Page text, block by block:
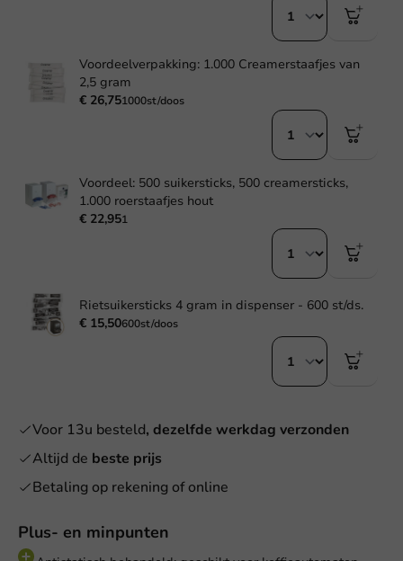
Plus- en minpunten
Voordeelverpakking: 1.000 Creamerstaafjes van
2,5 gram
€ 26,751000st/doos
Voordeel: 500 suikersticks, 500 creamersticks,
1.000 roerstaafjes hout
€ 22,951
Rietsuikersticks 4 gram in dispenser - 600 st/ds.
€ 15,50600st/doos
Voor 13u besteld, dezelfde werkdag verzonden
Altijd de beste prijs
Betaling op rekening of online